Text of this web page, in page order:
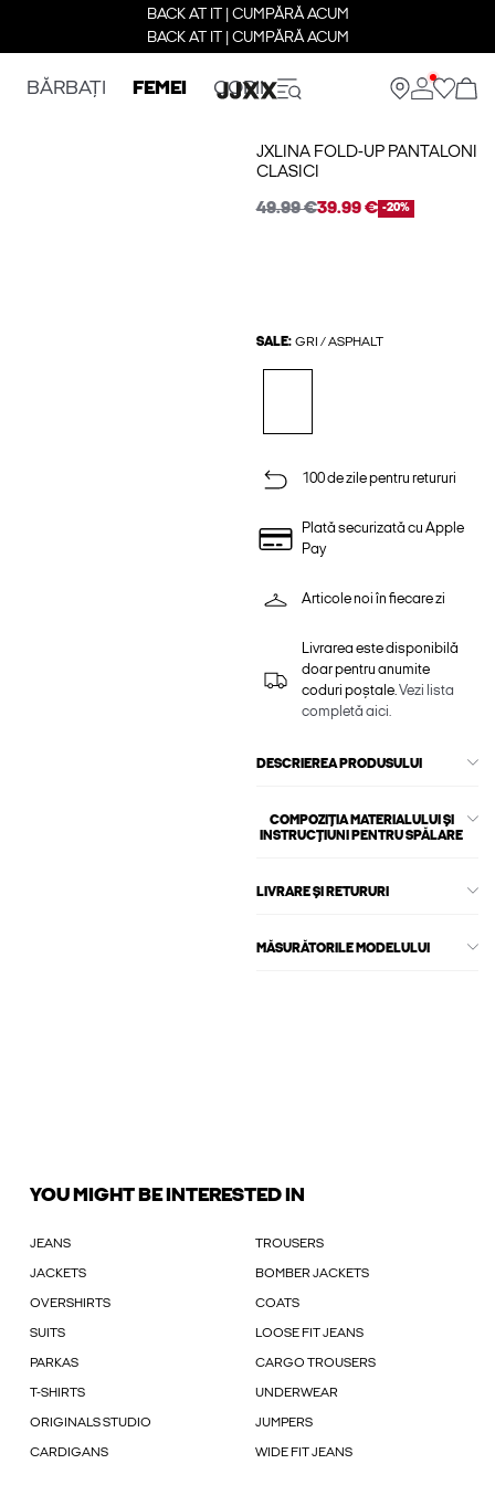
BACK AT IT | CUMPĂRĂ ACUM
BACK AT IT | CUMPĂRĂ ACUM
BĂRBAȚI FEMEI COPII
JXLINA FOLD-UP PANTALONI
CLASICI
49.99 €39.99 € -20%
SALE: GRI / ASPHALT
100 de zile pentru retururi
Plată securizată cu Apple
Pay
Articole noi în fiecare zi
Livrarea este disponibilă
doar pentru anumite
coduri poștale.Vezi lista
completă aici.
DESCRIEREA PRODUSULUI
COMPOZIȚIA MATERIALULUI ȘI
INSTRUCȚIUNI PENTRU SPĂLARE
LIVRARE ȘI RETURURI
MĂSURĂTORILE MODELULUI
YOU MIGHT BE INTERESTED IN
JEANS TROUSERS
JACKETS BOMBER JACKETS
OVERSHIRTS COATS
SUITS LOOSE FIT JEANS
PARKAS CARGO TROUSERS
T-SHIRTS UNDERWEAR
ORIGINALS STUDIO JUMPERS
CARDIGANS WIDE FIT JEANS